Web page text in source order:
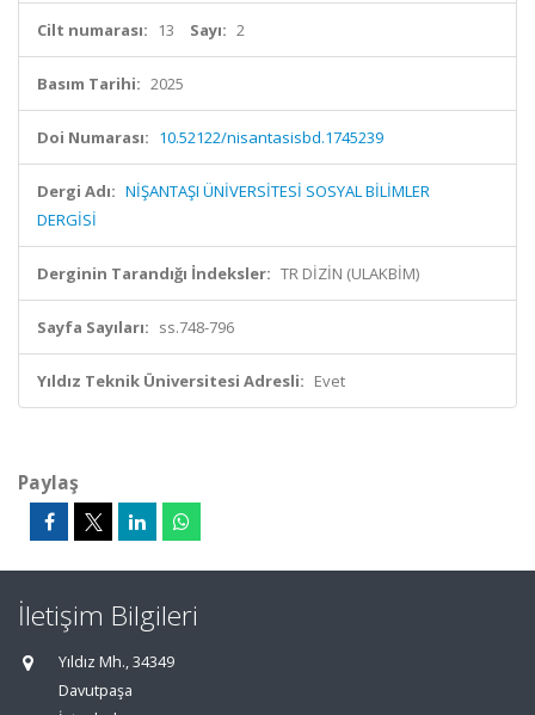
Cilt numarası: 13 Sayı: 2
Basım Tarihi: 2025
Doi Numarası: 10.52122/nisantasisbd.1745239
Dergi Adı: NİŞANTAŞI ÜNİVERSİTESİ SOSYAL BİLİMLER
DERGİSİ
Derginin Tarandığı İndeksler: TR DİZİN (ULAKBİM)
Sayfa Sayıları: ss.748-796
Yıldız Teknik Üniversitesi Adresli: Evet
Paylaş
İletişim Bilgileri
Yıldız Mh., 34349
Davutpaşa